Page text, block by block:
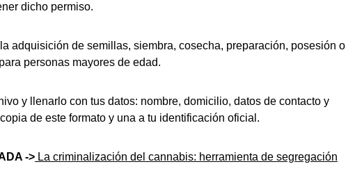
dicho permiso.
adquisición de semillas, siembra, cosecha, preparación, posesión o
personas mayores de edad.
y llenarlo con tus datos: nombre, domicilio, datos de contacto y
de este formato y una a tu identificación oficial.
-> La criminalización del cannabis: herramienta de segregación